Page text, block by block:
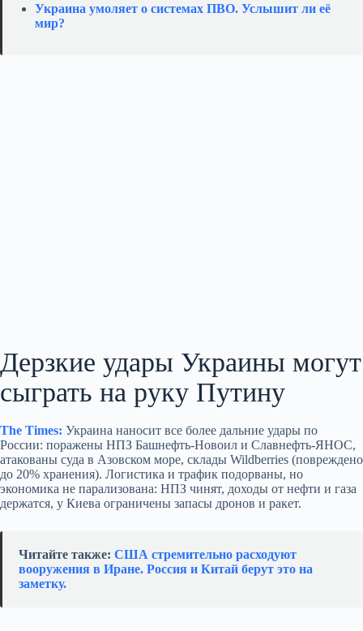
Украина умоляет о системах ПВО. Услышит ли её
мир?
Дерзкие удары Украины могут
сыграть на руку Путину
The Times: Украина наносит все более дальние удары по
России: поражены НПЗ Башнефть‑Новоил и Славнефть‑ЯНОС,
атакованы суда в Азовском море, склады Wildberries (повреждено
до 20% хранения). Логистика и трафик подорваны, но
экономика не парализована: НПЗ чинят, доходы от нефти и газа
держатся, у Киева ограничены запасы дронов и ракет.
Читайте также: США стремительно расходуют
вооружения в Иране. Россия и Китай берут это на
заметку.